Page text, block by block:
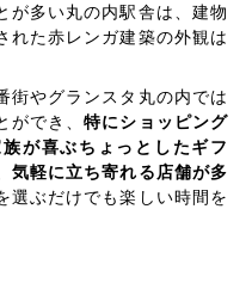
が多い丸の内駅舎は、建物
れた赤レンガ建築の外観は
街やグランスタ丸の内では
ができ、特にショッピング
が喜ぶちょっとしたギフ
気軽に立ち寄れる店舗が多
選ぶだけでも楽しい時間を